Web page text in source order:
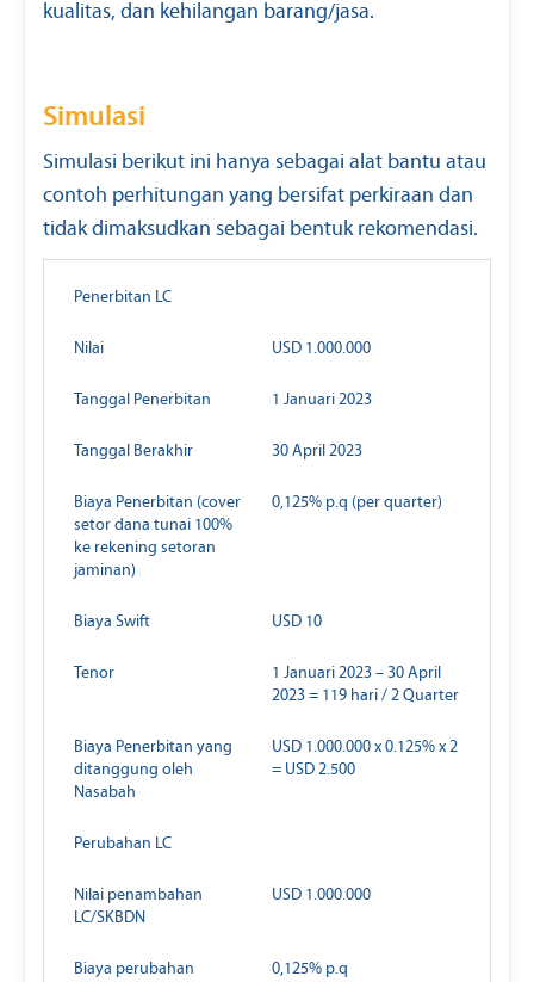
kualitas, dan kehilangan barang/jasa.
Simulasi
Simulasi berikut ini hanya sebagai alat bantu atau
contoh perhitungan yang bersifat perkiraan dan
tidak dimaksudkan sebagai bentuk rekomendasi.
Penerbitan LC
Nilai USD 1.000.000
Tanggal Penerbitan 1 Januari 2023
Tanggal Berakhir 30 April 2023
Biaya Penerbitan (cover
setor dana tunai 100%
ke rekening setoran
jaminan)
0,125% p.q (per quarter)
Biaya Swift USD 10
Tenor
1 Januari 2023 – 30 April
2023 = 119 hari / 2 Quarter
Biaya Penerbitan yang
ditanggung oleh
Nasabah
USD 1.000.000 x 0.125% x 2
= USD 2.500
Perubahan LC
Nilai penambahan
LC/SKBDN
USD 1.000.000
Biaya perubahan 0,125% p.q